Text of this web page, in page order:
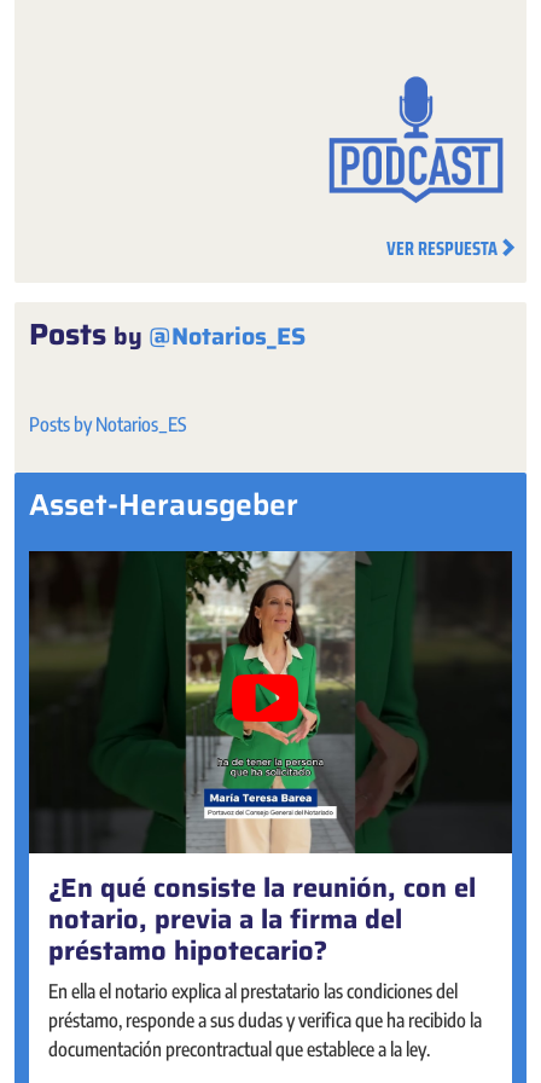
VER RESPUESTA
Posts by @Notarios_ES
Posts by Notarios_ES
Asset-Herausgeber
¿En qué consiste la reunión, con el
notario, previa a la firma del
préstamo hipotecario?
En ella el notario explica al prestatario las condiciones del
préstamo, responde a sus dudas y verifica que ha recibido la
documentación precontractual que establece a la ley.
¿Se pueden otorgar actos
societarios online?
Sí. Desde 2023, la mayoría de actos societarios pueden
realizarse online, en la Sede Electrónica Notarial, de forma ágil
y accesible, con la misma seguridad que de manera presencial
en la notaría. La intervención notarial garantiza la legalidad y